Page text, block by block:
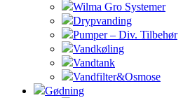
Wilma Gro Systemer
Drypvanding
Pumper – Div. Tilbehør
Vandkøling
Vandtank
Vandfilter&Osmose
Gødning